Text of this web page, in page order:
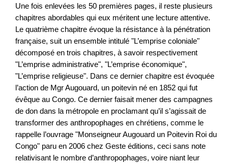
Une fois enlevées les 50 premières pages, il reste plusieurs
chapitres abordables qui eux méritent une lecture attentive.
Le quatrième chapitre évoque la résistance à la pénétration
française, suit un ensemble intitulé "L’emprise coloniale"
décomposé en trois chapitres, à savoir respectivement
"L’emprise administrative", "L’emprise économique",
"L’emprise religieuse". Dans ce dernier chapitre est évoquée
l’action de Mgr Augouard, un poitevin né en 1852 qui fut
évêque au Congo. Ce dernier faisait mener des campagnes
de don dans la métropole en proclamant qu’il s’agissait de
transformer des anthropophages en chrétiens, comme le
rappelle l’ouvrage "Monseigneur Augouard un Poitevin Roi du
Congo" paru en 2006 chez Geste éditions, ceci sans note
relativisant le nombre d’anthropophages, voire niant leur